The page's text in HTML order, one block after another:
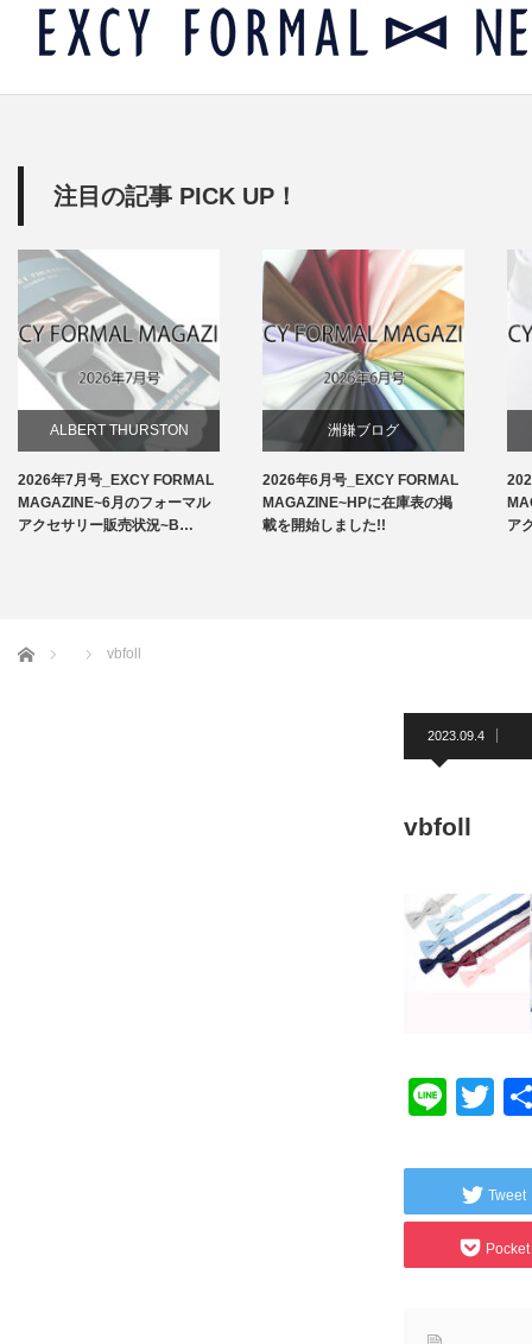
注目の記事 PICK UP！
ALBERT THURSTON
お知らせ
2026年7月号_EXCY FORMAL
MAGAZINE~6月のフォーマル
アクセサリー販売状況~B…
洲鎌ブログ
2026年6月号_EXCY FORMAL
MAGAZINE~HPに在庫表の掲
載を開始しました!!
ア
ホーム vbfoll
2023.09.4
vbfoll
Line
Tweet
Pocket